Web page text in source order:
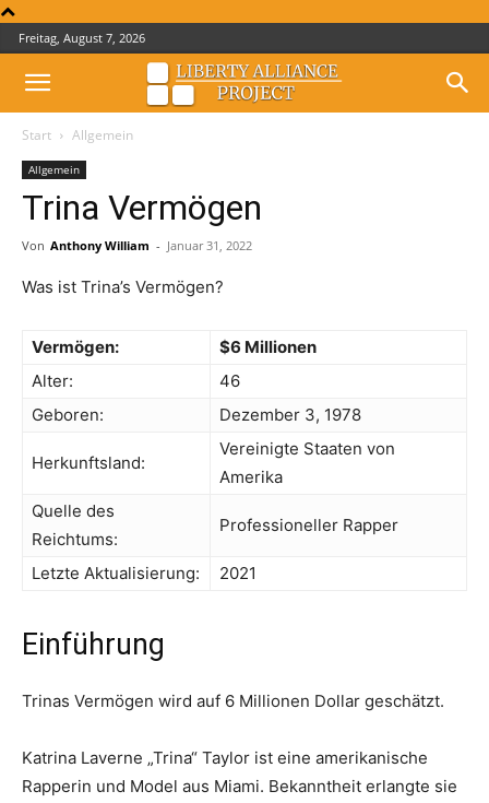
Freitag, August 7, 2026
Start Allgemein
Allgemein
Trina Vermögen
Von Anthony William - Januar 31, 2022
Was ist Trina’s Vermögen?
Vermögen:
$6 Millionen
Alter:
46
Geboren:
Dezember 3, 1978
Herkunftsland:
Vereinigte Staaten von
Amerika
Quelle des
Reichtums:
Professioneller Rapper
Letzte Aktualisierung: 2021
Einführung
Trinas Vermögen wird auf 6 Millionen Dollar geschätzt.
Katrina Laverne „Trina“ Taylor ist eine amerikanische
Rapperin und Model aus Miami. Bekanntheit erlangte sie